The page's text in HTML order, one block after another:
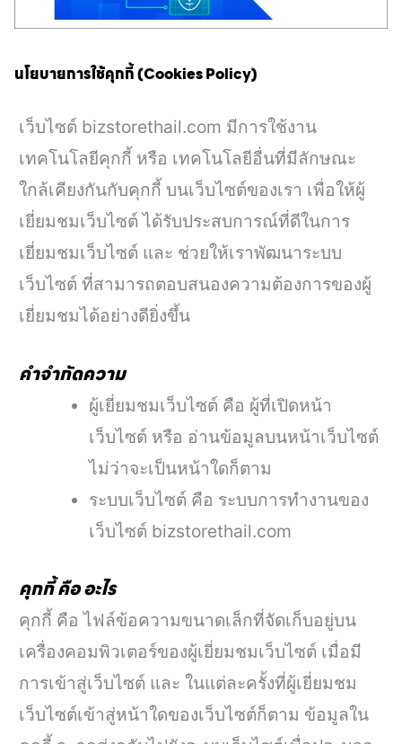
นโยบายการใช้คุกกี้ (Cookies Policy)
เว็บไซต์ bizstorethail.com มีการใช้งาน
เทคโนโลยีคุกกี้ หรือ เทคโนโลยีอื่นที่มีลักษณะ
ใกล้เคียงกันกับคุกกี้ บนเว็บไซต์ของเรา เพื่อให้ผู้
เยี่ยมชมเว็บไซต์ ได้รับประสบการณ์ที่ดีในการ
เยี่ยมชมเว็บไซต์ และ ช่วยให้เราพัฒนาระบบ
เว็บไซต์ ที่สามารถตอบสนองความต้องการของผู้
เยี่ยมชมได้อย่างดียิ่งขึ้น
คำจำกัดความ
ผู้เยี่ยมชมเว็บไซต์ คือ ผู้ที่เปิดหน้า
เว็บไซต์ หรือ อ่านข้อมูลบนหน้าเว็บไซต์
ไม่ว่าจะเป็นหน้าใดก็ตาม
ระบบเว็บไซต์ คือ ระบบการทำงานของ
เว็บไซต์ bizstorethail.com
คุกกี้ คือ อะไร
คุกกี้ คือ ไฟล์ข้อความขนาดเล็กที่จัดเก็บอยู่บน
เครื่องคอมพิวเตอร์ของผู้เยี่ยมชมเว็บไซต์ เมื่อมี
การเข้าสู่เว็บไซต์ และ ในแต่ละครั้งที่ผู้เยี่ยมชม
เว็บไซต์เข้าสู่หน้าใดของเว็บไซต์ก็ตาม ข้อมูลใน